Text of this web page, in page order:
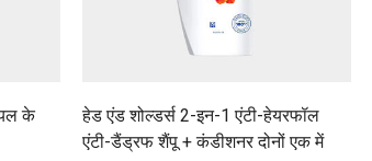
के
हेड एंड शोल्डर्स 2-इन-1 एंटी-हेयरफॉल
एंटी-डैंड्रफ शैंपू + कंडीशनर दोनों एक में